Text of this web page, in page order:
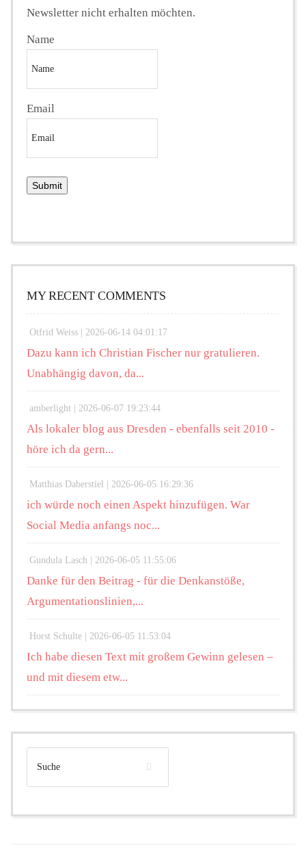
Newsletter nicht erhalten möchten.
Name
Email
MY RECENT COMMENTS
Otfrid Weiss | 2026-06-14 04:01:17
Dazu kann ich Christian Fischer nur gratulieren.
Unabhängig davon, da...
amberlight | 2026-06-07 19:23:44
Als lokaler blog aus Dresden - ebenfalls seit 2010 -
höre ich da gern...
Matthias Daberstiel | 2026-06-05 16:29:36
ich würde noch einen Aspekt hinzufügen. War
Social Media anfangs noc...
Gundula Lasch | 2026-06-05 11:55:06
Danke für den Beitrag - für die Denkanstöße,
Argumentationslinien,...
Horst Schulte | 2026-06-05 11:53:04
Ich habe diesen Text mit großem Gewinn gelesen –
und mit diesem etw...